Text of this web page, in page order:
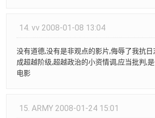
14. vv 2008-01-08 13:04
没有道德,没有是非观点的影片,侮辱了我抗
成超越阶级,超越政治的小资情调,应当批判,
电影
15. ARMY 2008-01-24 15:01